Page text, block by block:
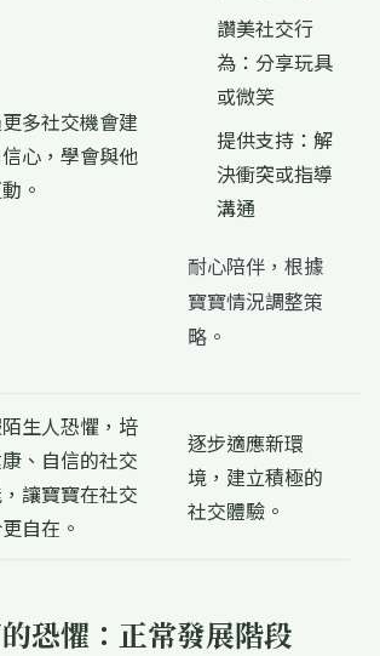
多社交機會建
心，學會與他
。
讚美社交行
為：分享玩具
或微笑
提供支持：解
決衝突或指導
溝通
耐心陪伴，根據
寶寶情況調整策
略。
生人恐懼，培
、自信的社交
讓寶寶在社交
自在。
逐步適應新環
境，建立積極的
社交體驗。
恐懼：正常發展階段